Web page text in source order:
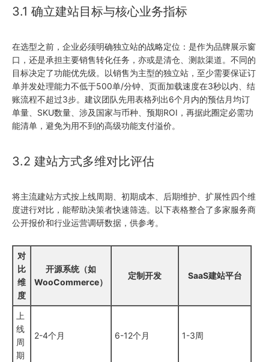
3.1 确立建站目标与核心业务指标
在选型之前，企业必须明确独立站的战略定位：是作为品牌展示窗
口，还是承担主要销售转化任务，亦或是清仓、测款渠道。不同的
目标决定了功能优先级。以销售为主型的独立站，至少需要保证订
单并发处理能力不低于500单/分钟、页面加载速度在3秒以内、结
账流程不超过3步。建议团队先用表格列出6个月内的预估月均订
单量、SKU数量、涉及国家与币种、预期ROI，再据此圈定必需功
能清单，避免为用不到的高级功能支付溢价。
3.2 建站方式多维对比评估
将主流建站方式按上线周期、初期成本、后期维护、扩展性四个维
度进行对比，能帮助决策者快速筛选。以下表格整合了多家服务商
公开报价和行业运营调研数据，供参考。
对
比
维
度
开源系统（如
WooCommerce）
定制开发 SaaS建站平台
上
线
周
期
2-4个月 6-12个月 1-3周